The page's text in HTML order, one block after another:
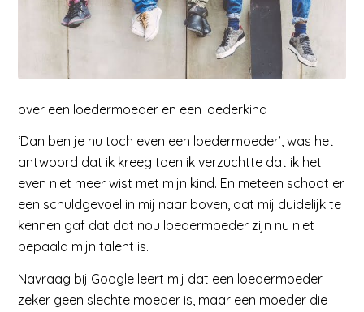
over een loedermoeder en een loederkind
‘Dan ben je nu toch even een loedermoeder’, was het
antwoord dat ik kreeg toen ik verzuchtte dat ik het
even niet meer wist met mijn kind. En meteen schoot er
een schuldgevoel in mij naar boven, dat mij duidelijk te
kennen gaf dat dat nou loedermoeder zijn nu niet
bepaald mijn talent is.
Navraag bij Google leert mij dat een loedermoeder
zeker geen slechte moeder is, maar een moeder die